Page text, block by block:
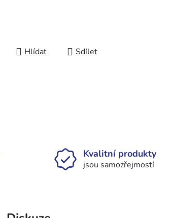
Hlídat Sdílet
Kvalitní produkty
jsou samozřejmostí